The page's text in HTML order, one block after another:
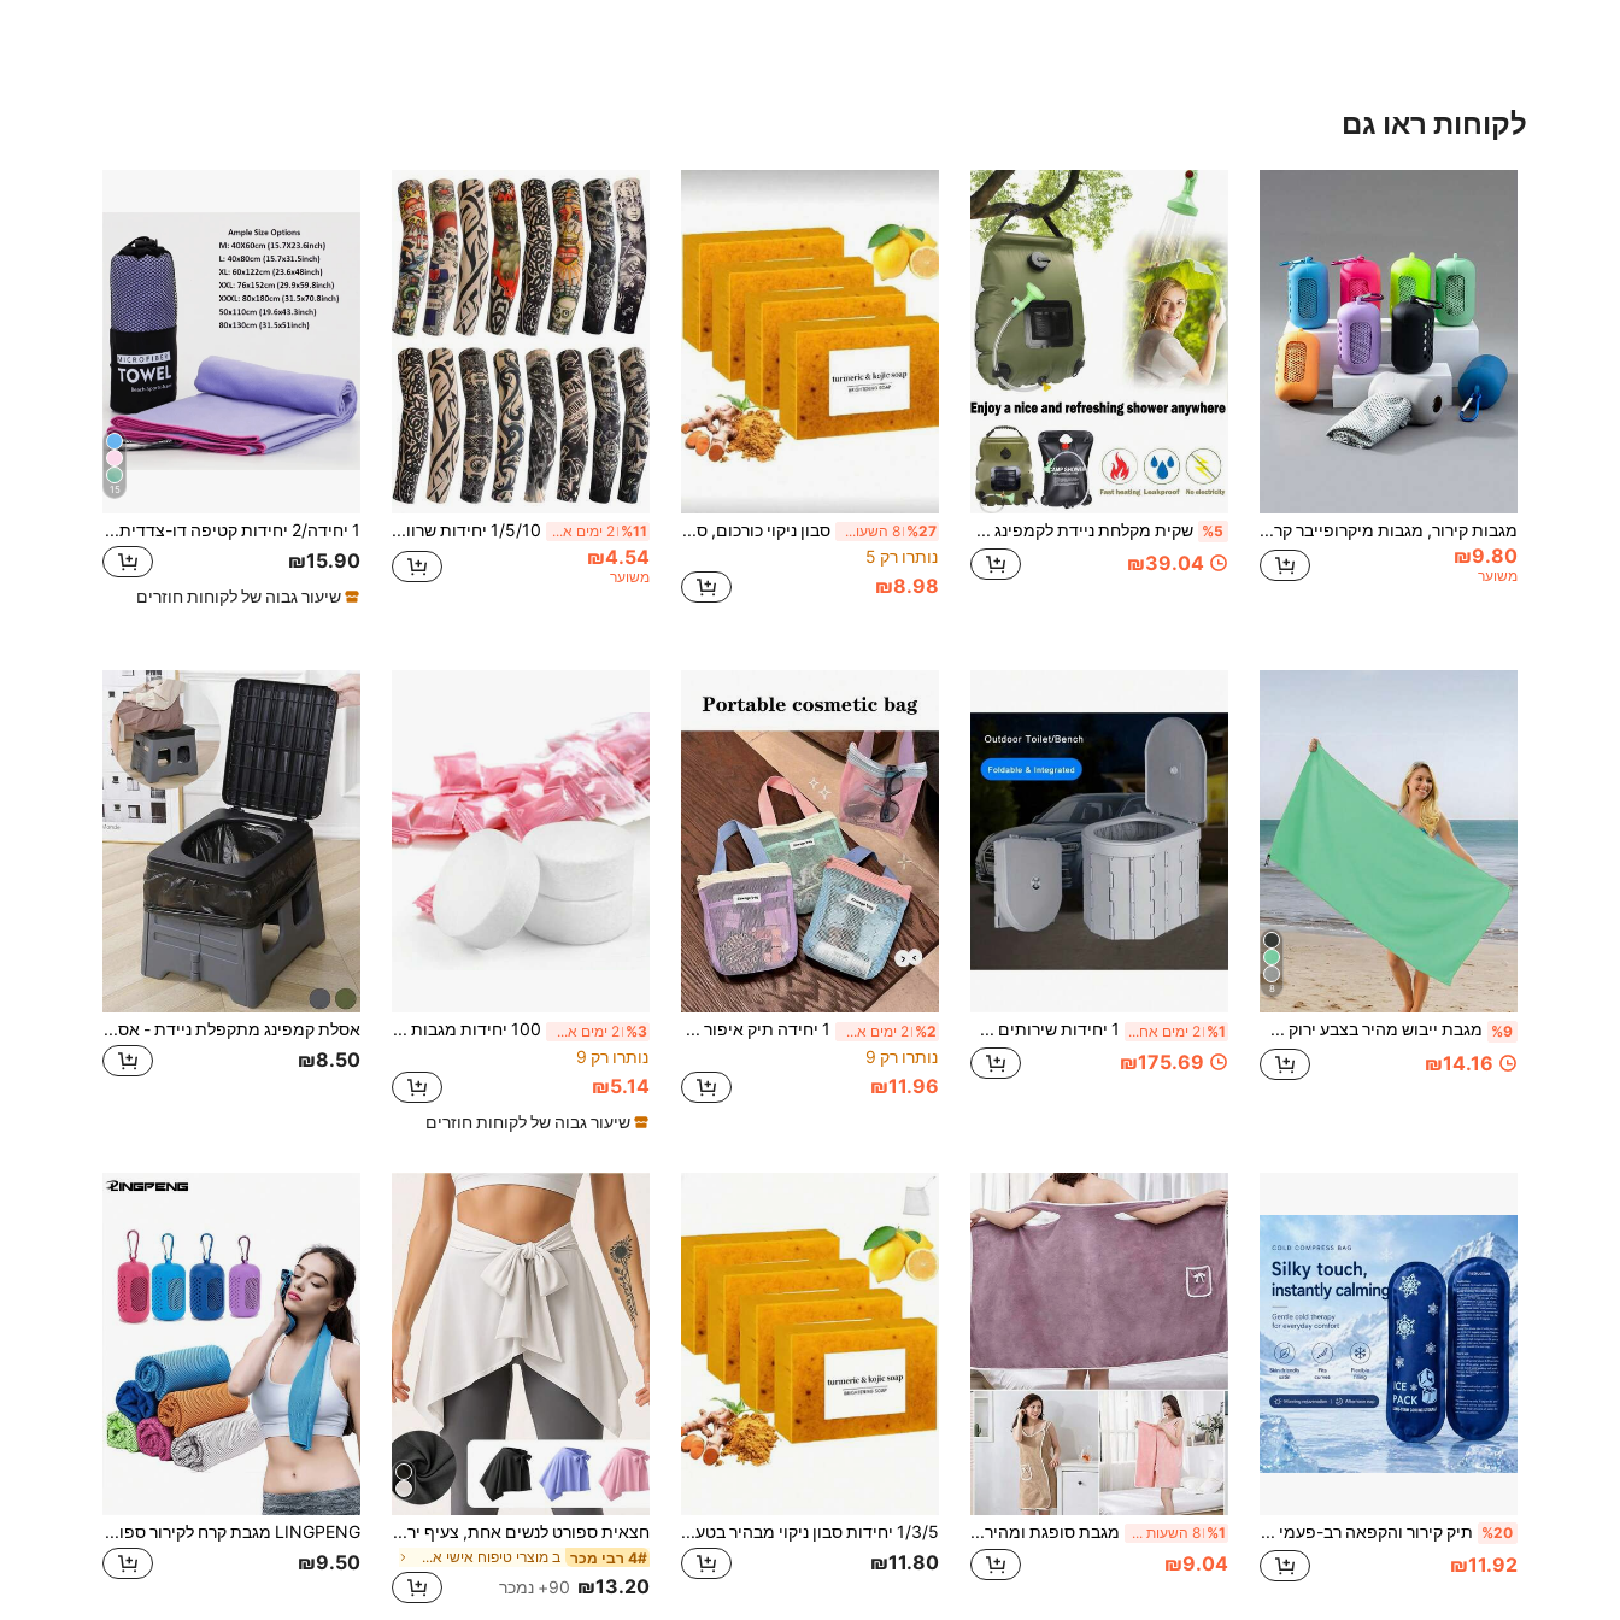
לקוחות ראו גם
מגבות קירור, מגבות מיקרופייבר קרירות לחזרה לבית הספר, רכות ונשימות, מגבת קרח לחדר כושר לאימון, יוגה, ספורט, סט סיליקון למגבות זיעה לנסיעות, ייבוש מהיר, קלות משקל, עטיפות קירור לצוואר עם תיק אחסון סיליקון, צבעים שונים
₪9.80
משוער
%5 שקית מקלחת ניידת לקמפינג בנפח 20 ליטר (5 גלון) | צינור נשלף לנשיאה קלה | ראש מקלחת עם מתג הפעלה/כיבוי | מקלחת לנסיעות | מקלחת ניידת לחוף הים, טיולים רגליים, קמפינג, פעילויות חוץ
₪39.04
%27 8 השעות האחרונות
סבון ניקוי כורכום, סבון חומצה סליצילית, סבון פנים וגוף עם כורכום, סבון פנים וגוף עם חומצה סליצילית, לניקוי וטיפוח עור יומיומי
נותרו רק 5
₪8.98
%11 2 ימים אחרונים 1/5/10 יחידות שרוולי זרוע עם הדפס קעקוע מינימליסטי, שרוולי רכיבה ללא תפרים להגנה מהשמש, שרוולי דחיסה אלסטיים אוניברסליים לקיץ, עיצוב קעקוע אופנתי מתאים למסיבות, אידיאלי לרכיבה בחוץ, כדורגל, טיולים, דיג, נהיגה ומצבים אחרים של הגנה מהשמש
₪4.54
משוער
15
1 יחידה/2 יחידות קטיפה דו-צדדית סיבי דק במיוחד מגבת ספורט יבשה מהירה, מגבת יוגה/שחייה/קמפינג ניידת, סופגת מנדפת זיעה לא נדבקת
₪15.90
שיעור גבוה של לקוחות חוזרים
8
%9 מגבת ייבוש מהיר בצבע ירוק מנטה אחת, מיקרופייבר רך במיוחד, קל משקל וסופג במיוחד לספורט בחוץ, קמפינג, חדר כושר, יוגה, טיולים, פריטי חוף חיוניים, מגבת חוף
₪14.16
%1 2 ימים אחרונים 1 יחידות שירותים מתקפלים ניידים, סיר רחיץ חיצוני, שירותים מתקפלים, שירותים לקמפינג, קל משקל ועמיד, קל לנשיאה, הרכבה מהירה, ציוד סניטרי לחירום חיצוני, אביזרי קמפינג, כרית חוץ, מתאים לחוץ, קמפינג וטיולים - פתרון הרפתקאות חוץ נוח והיגייני, שירותים ניידים יוניסקס, מושלם לדיג, טיולים רגליים, טיפוס הרים, פעילויות חוץ, נסיעות למרחקים ארוכים, אביזרי רכב, טרקים, מוצרי יסוד לבית.
₪175.69
%2 2 ימים אחרונים
1 יחידה תיק איפור דופמין בעיצוב בלוקים צבעוניים, תיק יד נייד לנסיעות, תיק אחסון למוצרי טיפוח עם תאי רשת, תיק שחייה, לקמפינג
נותרו רק 9
₪11.96
%3 2 ימים אחרונים
100 יחידות מגבות פנים חד פעמיות רכות במיוחד - מטלית רחצה לא ארוגה באריזה אישית, נוחה לשטיפת פנים בקמפינג, מתאימה לקמפינג בחוץ, חיונית לחוף הים
נותרו רק 9
₪5.14
שיעור גבוה של לקוחות חוזרים
אסלת קמפינג מתקפלת ניידת - אסלה סגורה מתקפלת ועמידה במיוחד עם מכסה ופח אשפה מובנה, עשויה מחומר PP/ABS עמיד בפני ריחות, עיצוב מתקפל קומפקטי עם ידית; מושב גבוה ונוח, קל לניקוי, יכול להכיל שקיות אשפה, רב תכליתי לשימוש כאסלה/פח אשפה/דלי הקאה
₪8.50
%20 תיק קירור והקפאה רב-פעמי - פריט חובה לשימוש חוץ, כלי רב-תכליתי לנסיעות חוץ, טיפול בקור, קמפינג ופעילויות חוץ, מתאים גם לקמפינג, נסיעות ונסיעות יומיומיות
₪11.92
%1 8 השעות האחרונות מגבת סופגת ומהירה ייבוש, מוצרי רחצה, אביזרי אמבטיה, חלוק רחצה רך וידידותי לעור רב-תכליתי ומגבת חוף
₪9.04
1/3/5 יחידות סבון ניקוי מבהיר בטעם כורכום, ויטמין C וניאצינמיד, לניקוי עמוק של העור, להבהרת גוון העור, לחות, שיפור הזוהר, להיפרד מעור עמום וחספוס. מתאים לרחצה, סבון בעבודת יד זה מכיל תמצית כורכום טבעית להזנת העור תוך ניקוי עמוק. ציוד קמפינג
₪11.80
חצאית ספורט לנשים אחת, צעיף ירך לריקוד, חצאית קשירה אופנתית, חצאית טניס, מכסה ירך ליוגה וריצה, עיצוב נגד הבהוב, כיסוי הגנה מהשמש, צעיף קשירה משי קרח, חצאית רב תכליתית למכסה ירך, חומר פוליאסטר, קל משקל ונושם, מתאים לפעילויות חוץ, יוגה, ריצה, כושר, מותן מתכוונן, כיסוי ירך אסימטרי, בד אלסטי, ניתן לכביסה במכונה לכל עונות השנה, ביגוד אופנתי, גזרה נוחה, חיוני לקיץ, יום האם/בגדי כושר לנשים, קיץ, חדר כושר, בגדי כושר לנשים, נעלי ספורט לנשים
4# רבי מכר ב מוצרי טיפוח אישי אחרים
₪13.20 90+ נמכר
LINGPENG מגבת קרח לקירור ספורטיבית קלה במיוחד, ייבוש מהיר, עם קליפס וקרס, מגבת סופגת זיעה ניידת אחת
₪9.50